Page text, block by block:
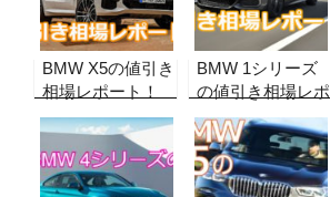
BMW X5の値引き
相場レポート！
【2026年8月最
新】実販売データ
から徹底調査！納
期、リセール情報
BMW 1シリーズ
の値引き相場レポ
ート！実販売デー
タから合格ライン
を算出！納期、リ
セール情報も